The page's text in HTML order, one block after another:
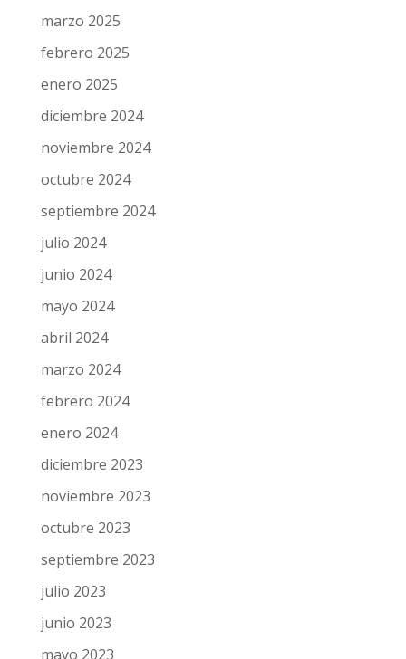
mayo 2025
abril 2025
marzo 2025
febrero 2025
enero 2025
diciembre 2024
noviembre 2024
octubre 2024
septiembre 2024
julio 2024
junio 2024
mayo 2024
abril 2024
marzo 2024
febrero 2024
enero 2024
diciembre 2023
noviembre 2023
octubre 2023
septiembre 2023
julio 2023